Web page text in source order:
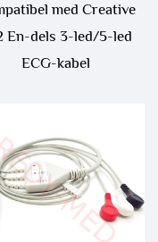
med Creative
En-dels 3-led/5-led
ECG-kabel